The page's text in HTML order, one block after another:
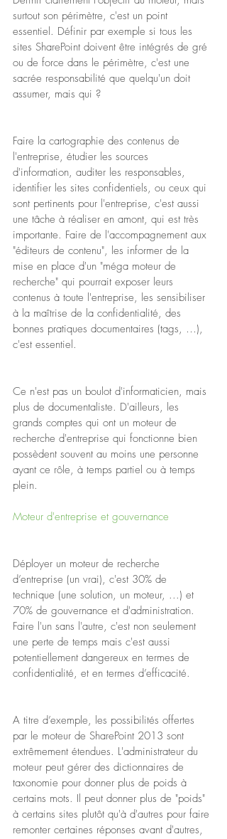
surtout son périmètre, c'est un point
essentiel. Définir par exemple si tous les
sites SharePoint doivent être intégrés de gré
ou de force dans le périmètre, c'est une
sacrée responsabilité que quelqu'un doit
assumer, mais qui ?
Faire la cartographie des contenus de
l'entreprise, étudier les sources
d'information, auditer les responsables,
identifier les sites confidentiels, ou ceux qui
sont pertinents pour l'entreprise, c'est aussi
une tâche à réaliser en amont, qui est très
importante. Faire de l'accompagnement aux
"éditeurs de contenu", les informer de la
mise en place d'un "méga moteur de
recherche" qui pourrait exposer leurs
contenus à toute l'entreprise, les sensibiliser
à la maîtrise de la confidentialité, des
bonnes pratiques documentaires (tags, …),
c'est essentiel.
Ce n'est pas un boulot d'informaticien, mais
plus de documentaliste. D'ailleurs, les
grands comptes qui ont un moteur de
recherche d'entreprise qui fonctionne bien
possèdent souvent au moins une personne
ayant ce rôle, à temps partiel ou à temps
plein.
Moteur d'entreprise et gouvernance
Déployer un moteur de recherche
d’entreprise (un vrai), c'est 30% de
technique (une solution, un moteur, ...) et
70% de gouvernance et d'administration.
Faire l'un sans l'autre, c'est non seulement
une perte de temps mais c'est aussi
potentiellement dangereux en termes de
confidentialité, et en termes d’efficacité.
A titre d’exemple, les possibilités offertes
par le moteur de SharePoint 2013 sont
extrêmement étendues. L'administrateur du
moteur peut gérer des dictionnaires de
taxonomie pour donner plus de poids à
certains mots. Il peut donner plus de "poids"
à certains sites plutôt qu'à d'autres pour faire
remonter certaines réponses avant d'autres,